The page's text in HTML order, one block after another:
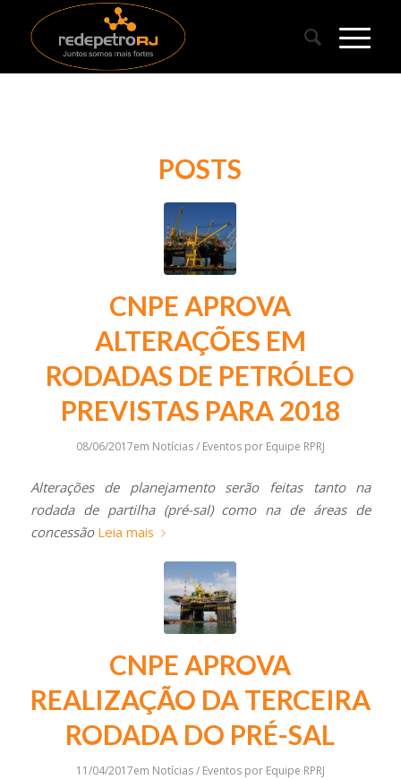
POSTS
CNPE APROVA
ALTERAÇÕES EM
RODADAS DE PETRÓLEO
PREVISTAS PARA 2018
08/06/2017em Notícias / Eventos por Equipe RPRJ
Alterações de planejamento serão feitas tanto na
rodada de partilha (pré-sal) como na de áreas de
concessão Leia mais
CNPE APROVA
REALIZAÇÃO DA TERCEIRA
RODADA DO PRÉ-SAL
11/04/2017em Notícias / Eventos por Equipe RPRJ